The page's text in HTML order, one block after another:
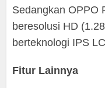
Sedangkan OPPO
beresolusi HD
berteknologi IPS
Fitur Lainnya